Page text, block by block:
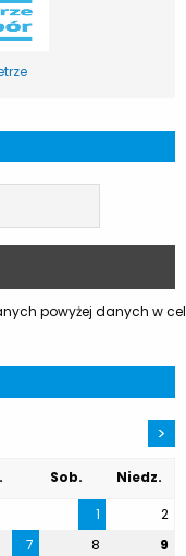
powyżej danych w
>
Sob.
Niedz.
1
2
7 8
9